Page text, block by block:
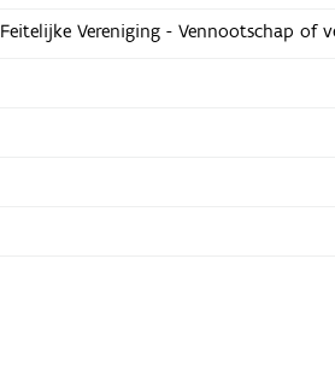
Feitelijke Vereniging - Vennootschap of